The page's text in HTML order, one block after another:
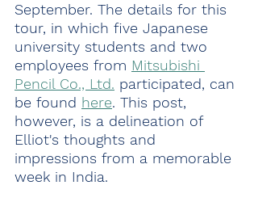
September. The details for this
tour, in which five Japanese
university students and two
employees from Mitsubishi
Pencil Co., Ltd. participated, can
be found here. This post,
however, is a delineation of
Elliot's thoughts and
impressions from a memorable
week in India.